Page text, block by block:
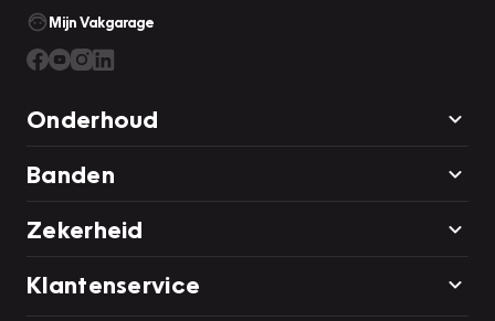
Mijn Vakgarage
Onderhoud
Banden
Zekerheid
Klantenservice